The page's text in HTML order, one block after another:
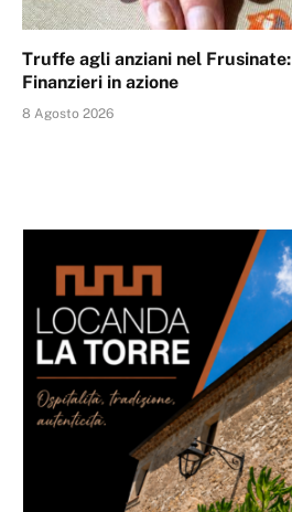
Truffe agli anziani nel
Finanzieri in azione
8 Agosto 2026